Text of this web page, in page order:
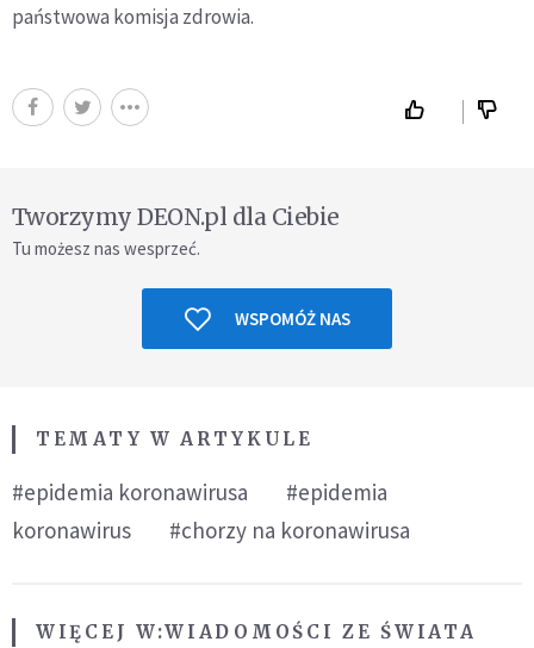
państwowa komisja zdrowia.
Tworzymy DEON.pl dla Ciebie
Tu możesz nas wesprzeć.
WSPOMÓŻ NAS
TEMATY W ARTYKULE
#epidemia koronawirusa
#epidemia
koronawirus
#chorzy na koronawirusa
WIĘCEJ W:WIADOMOŚCI ZE ŚWIATA